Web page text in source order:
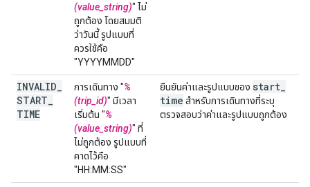
(value_string)" ไม่
ถูกต้อง โดยสมมติ
ว่าวันนี้ รูปแบบที่
ควรใช้คือ
"YYYYMMDD"
INVALID
START
TIME
การเดินทาง "%
(trip_id)" มีเวลา
เริ่มต้น "%
(value_string)" ที่
ไม่ถูกต้อง รูปแบบที่
คาดไว้คือ
"HH:MM:SS"
ยืนยันค่าและรูปแบบของ start
time สำหรับการเดินทางที่ระบุ
ตรวจสอบว่าค่าและรูปแบบถูกต้อง